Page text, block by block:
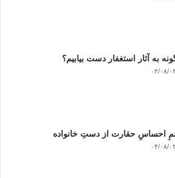
به آثار استغفار دست بیابیم؟
۰۸/۰۳
احساسِ حقارت از دستِ خانواده
۰۸/۰۳